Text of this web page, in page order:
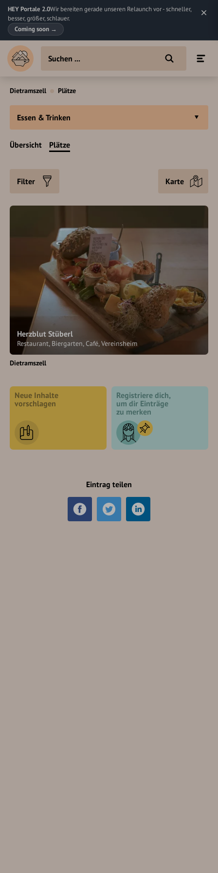
HEY Portale 2.0Wir bereiten gerade unseren Relaunch vor - schneller,
besser, größer, schlauer.
Coming soon →
Dietramszell Plätze
Essen & Trinken
Übersicht Plätze
Filter Karte
Herzblut Stüberl
Restaurant, Biergarten, Café, Vereinsheim
Dietramszell
Neue Inhalte
vorschlagen
Registriere dich,
um dir Einträge
zu merken
Eintrag teilen